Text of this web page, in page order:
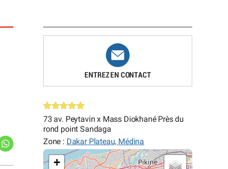
ENTREZ EN CONTACT
73 av. Peytavin x Mass Diokhané Près du
rond point Sandaga
Zone : Dakar Plateau, Médina
+